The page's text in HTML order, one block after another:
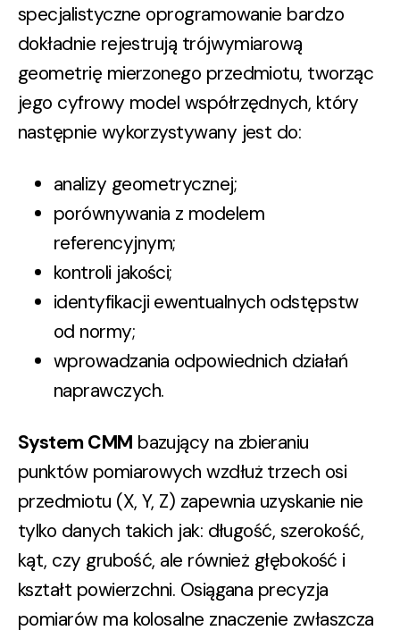
specjalistyczne oprogramowanie bardzo
dokładnie rejestrują trójwymiarową
geometrię mierzonego przedmiotu, tworząc
jego cyfrowy model współrzędnych, który
następnie wykorzystywany jest do:
analizy geometrycznej;
porównywania z modelem
referencyjnym;
kontroli jakości;
identyfikacji ewentualnych odstępstw
od normy;
wprowadzania odpowiednich działań
naprawczych.
System CMM bazujący na zbieraniu
punktów pomiarowych wzdłuż trzech osi
przedmiotu (X, Y, Z) zapewnia uzyskanie nie
tylko danych takich jak: długość, szerokość,
kąt, czy grubość, ale również głębokość i
kształt powierzchni. Osiągana precyzja
pomiarów ma kolosalne znaczenie zwłaszcza